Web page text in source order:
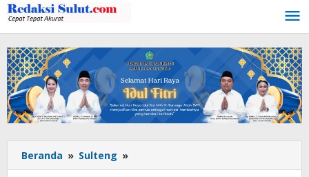
Lewati
ke
konten
Beranda » Sulteng »
Fasilitasi